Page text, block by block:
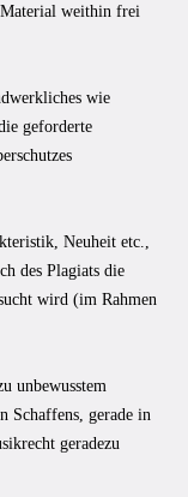
weithin frei
wie
geforderte
Neuheit etc.,
des Plagiats die
wird (im Rahmen
unbewusstem
Schaffens, gerade in
geradezu